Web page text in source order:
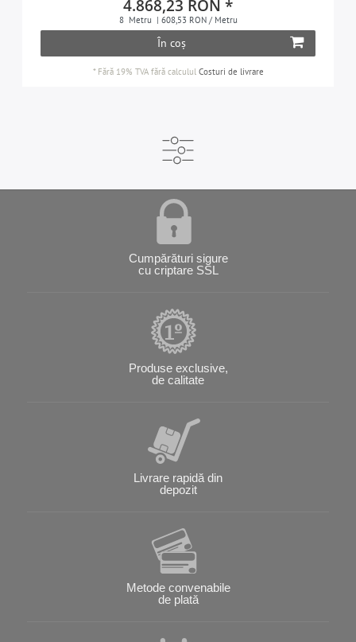
4.868,23 RON *
8 Metru | 608,53 RON / Metru
În coș
* Fără 19% TVAfără calculul Costuri de livrare
Cumpărături sigure
cu criptare SSL
Produse exclusive,
de calitate
Livrare rapidă din
depozit
Metode convenabile
de plată